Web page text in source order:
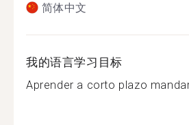
简体中文
我的语言学习目标
Aprender a corto plazo